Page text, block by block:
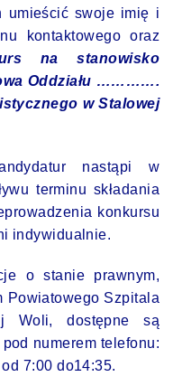
umieścić swoje imię i
kontaktowego oraz
na stanowisko
Oddziału ………….
w Stalowej
nastąpi w
terminu składania
konkursu
indywidualnie.
o stanie prawnym,
Powiatowego Szpitala
Woli, dostępne są
numerem telefonu:
7:00 do14:35.